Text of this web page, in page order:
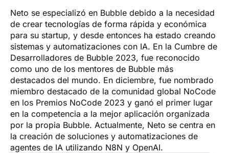
Neto se especializó en Bubble debido a la necesidad
de crear tecnologías de forma rápida y económica
para su startup, y desde entonces ha estado creando
sistemas y automatizaciones con IA. En la Cumbre de
Desarrolladores de Bubble 2023, fue reconocido
como uno de los mentores de Bubble más
destacados del mundo. En diciembre, fue nombrado
miembro destacado de la comunidad global NoCode
en los Premios NoCode 2023 y ganó el primer lugar
en la competencia a la mejor aplicación organizada
por la propia Bubble. Actualmente, Neto se centra en
la creación de soluciones y automatizaciones de
agentes de IA utilizando N8N y OpenAI.